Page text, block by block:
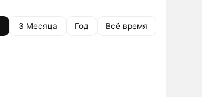
3 Месяца Год Всё время